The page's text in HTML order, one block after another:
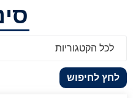
לכל הקטגוריות
לחץ לחיפוש